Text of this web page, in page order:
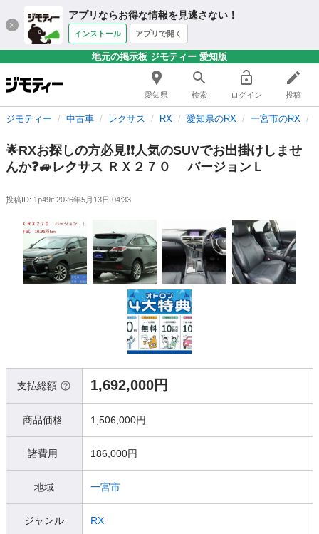
アプリならお得な情報を見逃さない！
インストール アプリで開く
地元の掲示板 ジモティー 愛知版
愛知県 検索 ログイン 投稿
ジモティー 中古車 レクサス RX 愛知県のRX 一宮市のRX
🌟RXお探しの方必見❗❗人気のSUVでお出掛けしませ
んか❓🚙レクサス ＲＸ２７０ バージョンＬ
投稿ID: 1p49if 2026年5月13日 04:33
支払総額 1,692,000円
商品価格 1,506,000円
諸費用 186,000円
地域 一宮市
ジャンル RX